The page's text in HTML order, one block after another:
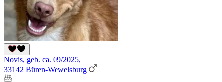
Novis, geb. ca. 09/2025,
33142 Büren-Wewelsburg